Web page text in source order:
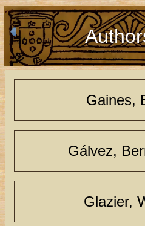
Gaines,
Gálvez,
Glazier,